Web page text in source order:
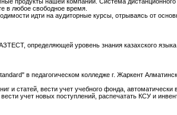
в любое свободное время.
идти на аудиторные курсы, отрываясь от
определяющей уровень знания казахского языка
в педагогическом колледже г. Жаркент
и статей, вести учет учебного фонда, автоматически
учет новых поступлений, распечатать КСУ и